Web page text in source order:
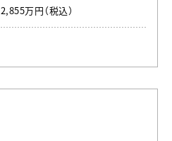
2,855万円（税込）